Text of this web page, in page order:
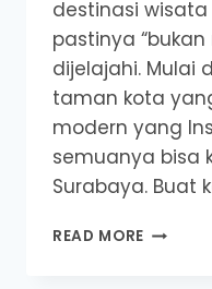
destinasi wisata
pastinya
dijelajahi. Mulai
taman kota
modern yang
semuanya bisa
Surabaya. Buat
READ MORE MAIN-